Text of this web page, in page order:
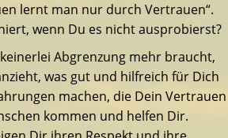
lernt man nur durch Vertrauen“.
wenn Du es nicht ausprobierst?
Abgrenzung mehr braucht,
was gut und hilfreich für Dich
machen, die Dein Vertrauen
kommen und helfen Dir.